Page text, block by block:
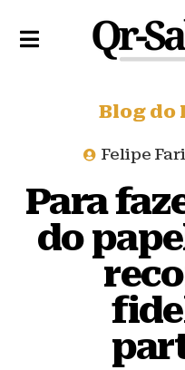
Blog do
Felipe
Para
do